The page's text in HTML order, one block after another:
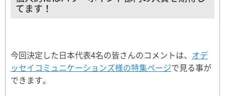
てます！
今回決定した日本代表4名の皆さんのコメントは、 オデ
ッセイコミュニケーションズ様の特集ページで見る事が
できます。